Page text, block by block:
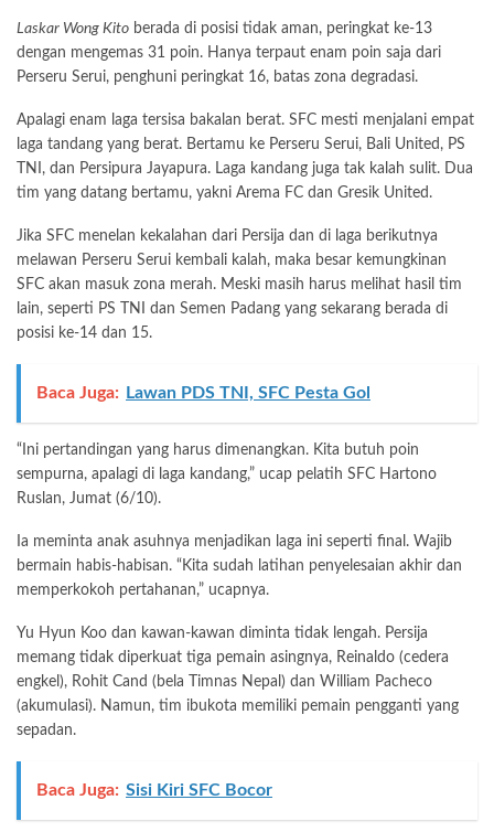
Laskar Wong Kito berada di posisi tidak aman, peringkat ke-13
dengan mengemas 31 poin. Hanya terpaut enam poin saja dari
Perseru Serui, penghuni peringkat 16, batas zona degradasi.
Apalagi enam laga tersisa bakalan berat. SFC mesti menjalani empat
laga tandang yang berat. Bertamu ke Perseru Serui, Bali United, PS
TNI, dan Persipura Jayapura. Laga kandang juga tak kalah sulit. Dua
tim yang datang bertamu, yakni Arema FC dan Gresik United.
Jika SFC menelan kekalahan dari Persija dan di laga berikutnya
melawan Perseru Serui kembali kalah, maka besar kemungkinan
SFC akan masuk zona merah. Meski masih harus melihat hasil tim
lain, seperti PS TNI dan Semen Padang yang sekarang berada di
posisi ke-14 dan 15.
Baca Juga: Lawan PDS TNI, SFC Pesta Gol
“Ini pertandingan yang harus dimenangkan. Kita butuh poin
sempurna, apalagi di laga kandang,” ucap pelatih SFC Hartono
Ruslan, Jumat (6/10).
Ia meminta anak asuhnya menjadikan laga ini seperti final. Wajib
bermain habis-habisan. “Kita sudah latihan penyelesaian akhir dan
memperkokoh pertahanan,” ucapnya.
Yu Hyun Koo dan kawan-kawan diminta tidak lengah. Persija
memang tidak diperkuat tiga pemain asingnya, Reinaldo (cedera
engkel), Rohit Cand (bela Timnas Nepal) dan William Pacheco
(akumulasi). Namun, tim ibukota memiliki pemain pengganti yang
sepadan.
Baca Juga: Sisi Kiri SFC Bocor